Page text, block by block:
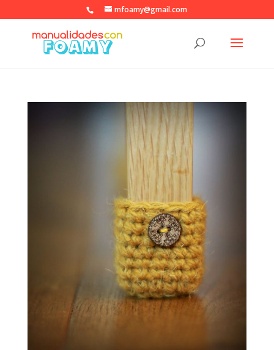
mfoamy@gmail.com